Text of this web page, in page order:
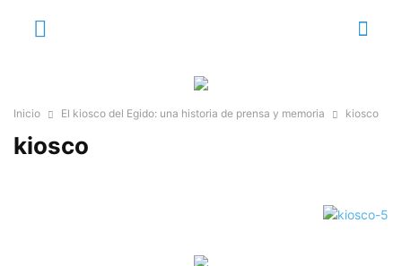
Inicio El kiosco del Egido: una historia de prensa y memoria kiosco
kiosco